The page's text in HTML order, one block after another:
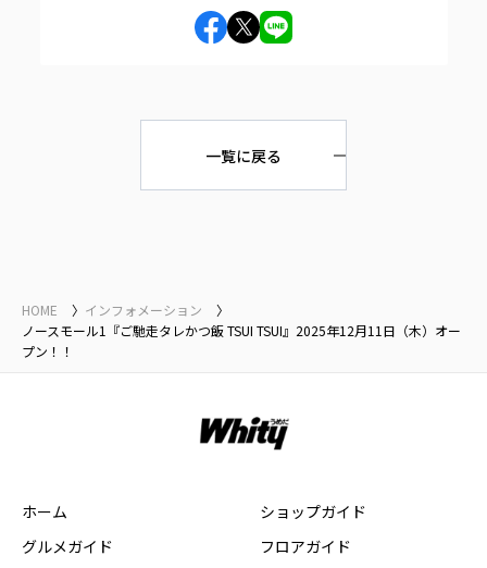
一覧に戻る
HOME
インフォメーション
ノースモール1『ご馳走タレかつ飯 TSUI TSUI』2025年12月11日（木）オー
プン！！
ホーム
グルメガイド
ショップガイド
フロアガイド